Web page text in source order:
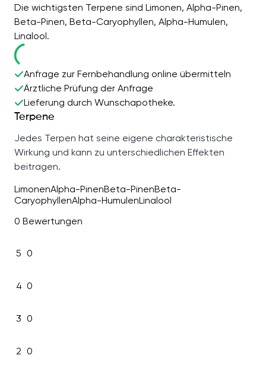
Die wichtigsten Terpene sind Limonen, Alpha-Pinen,
Beta-Pinen, Beta-Caryophyllen, Alpha-Humulen,
Linalool.
Anfrage zur Fernbehandlung online übermitteln
Ärztliche Prüfung der Anfrage
Lieferung durch Wunschapotheke.
Terpene
Jedes Terpen hat seine eigene charakteristische
Wirkung und kann zu unterschiedlichen Effekten
beitragen.
LimonenAlpha-PinenBeta-PinenBeta-
CaryophyllenAlpha-HumulenLinalool
0 Bewertungen
5 0
4 0
3 0
2 0